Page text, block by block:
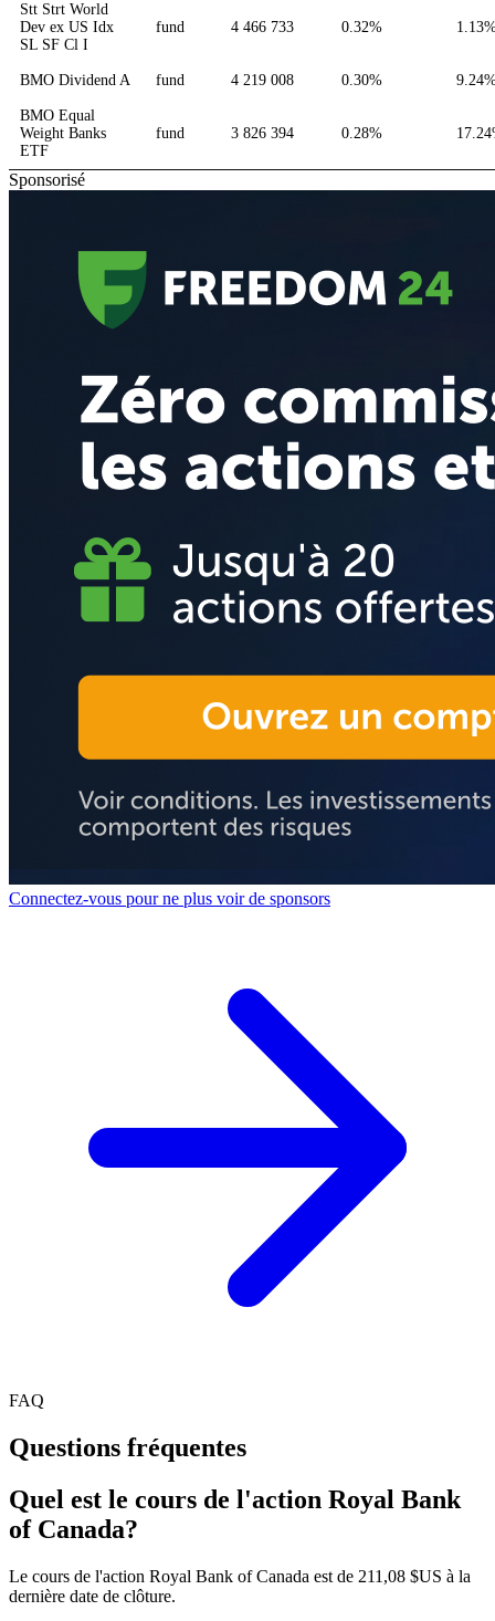
Stt Strt World
Dev ex US Idx
SL SF Cl I
fund 4 466 733 0.32%
BMO Dividend A fund 4 219 008 0.30%
BMO Equal
Weight Banks
ETF
fund 3 826 394 0.28%
Sponsorisé
Connectez-vous pour ne plus voir de sponsors
FAQ
Questions fréquentes
Quel est le cours de l'action Royal Bank
of Canada?
Le cours de l'action Royal Bank of Canada est de 211,08 $US à la
dernière date de clôture.